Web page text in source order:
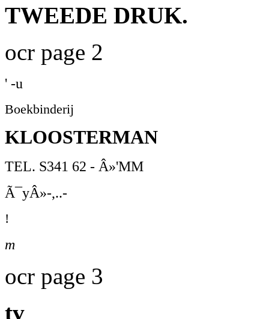
TWEEDE DRUK.
ocr page 2
' -u
Boekbinderij
KLOOSTERMAN
TEL. S341 62 - Â»'MM
Ã¯yÂ»-,..-
!
m
ocr page 3
tv